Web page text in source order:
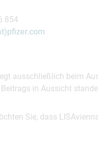
854
ausschließlich beim
in Aussicht
Sie, dass